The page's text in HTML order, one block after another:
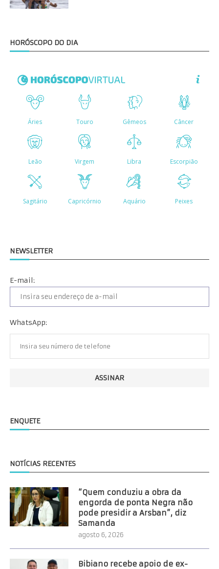
HORÓSCOPO DO DIA
NEWSLETTER
E-mail:
WhatsApp:
ENQUETE
NOTÍCIAS RECENTES
“Quem conduziu a obra da
engorda de ponta Negra não
pode presidir a Arsban”, diz
Samanda
agosto 6, 2026
Bibiano recebe apoio de ex-